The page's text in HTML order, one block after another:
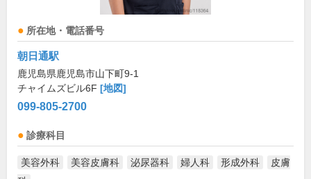
所在地・電話番号
朝日通駅
鹿児島県鹿児島市山下町9-1
チャイムズビル6F [地図]
099-805-2700
診療科目
美容外科 美容皮膚科 泌尿器科 婦人科 形成外科
皮膚